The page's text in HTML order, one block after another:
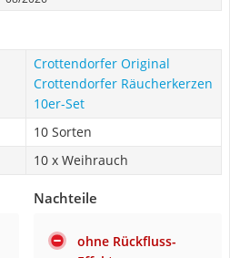
Crottendorfer Original
Crottendorfer Räucherkerzen
10er-Set
10 Sorten
10 x Weihrauch
Nachteile
ohne Rückfluss-